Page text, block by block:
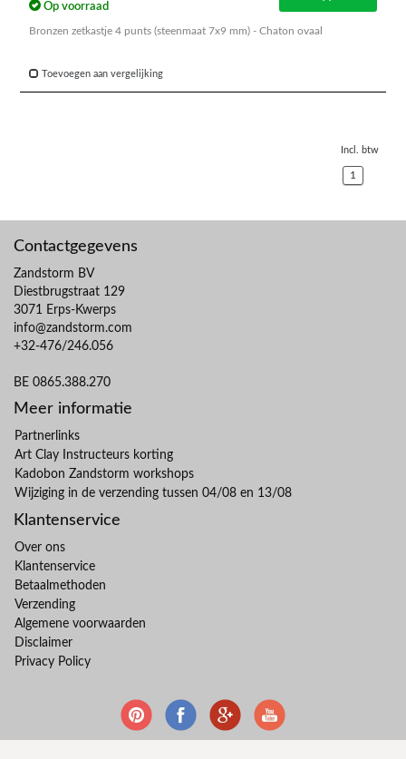
Op voorraad
Bronzen zetkastje 4 punts (steenmaat 7x9 mm) - Chaton ovaal
Toevoegen aan vergelijking
Incl. btw
1
Contactgegevens
Zandstorm BV
Diestbrugstraat 129
3071 Erps-Kwerps
info@zandstorm.com
+32-476/246.056
BE 0865.388.270
Meer informatie
Partnerlinks
Art Clay Instructeurs korting
Kadobon Zandstorm workshops
Wijziging in de verzending tussen 04/08 en 13/08
Klantenservice
Over ons
Klantenservice
Betaalmethoden
Verzending
Algemene voorwaarden
Disclaimer
Privacy Policy